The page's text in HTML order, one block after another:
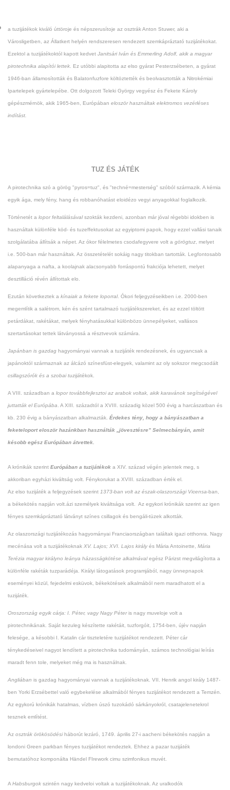
a tuzijátékok kiváló úttöroje és népszerusítoje az osztrák Anton Stuwer, aki a
Városligetben, az Állatkert helyén rendszeresen rendezett szemkápráztató tuzijátékokat.
Ezektol a tuzijátékoktól kapott kedvet Janitsári Iván és Emmerling Adolf, akik a magyar
pirotechnika alapítói lettek . Ez utóbbi alapitotta az elso gyárat Pesterzsébeten, a gyárat
1946-ban államosították és Balatonfuzfore költöztették és beolvasztották a Nitrokémiai
Ipartelepek gyártelepébe. Ott dolgozott Teleki György vegyész és Fekete Károly
gépészmérnök, akik 1965-ben, Európában eloször használtak elektromos vezérléses
indítást.
TUZ ÉS JÁTÉK
A pirotechnika szó a görög "pyros=tuz", és "techné=mesterség" szóból származik. A kémia
egyik ága, mely fény, hang és robbanóhatást eloidézo vegyi anyagokkal foglalkozik.
Történetét a lopor feltalálásávalszokták kezdeni, azonban már jóval régebbi idokben is
használtak különféle köd- és tuzeffektusokat az egyiptomi papok, hogy ezzel vallási tanaik
szolgálatába állítsák a népet. Az ókor félelmetes csodafegyvere volt a görögtuz , melyet
i.e. 500-ban már használtak. Az összetételét sokáig nagy titokban tartották. Legfontosabb
alapanyaga a nafta, a koolajnak alacsonyabb forráspontú frakciója lehetett, melyet
desztilláció révén állítottak elo.
Ezután következtek a kínaiak a fekete loporral. Ókori feljegyzéseikben i.e. 2000-ben
megemlítik a salétrom, kén és szént tartalmazó tuzijátékszereket, és az ezzel töltött
petárdákat, rakétákat, melyek fényhatásukkal különbözo ünnepélyeket, vallásos
szertartásokat tettek látványossá a résztvevok számára.
Japánban is gazdag hagyományai vannak a tuzijáték rendezésnek, és ugyancsak a
japánoktól származnak az álcázó színesfüst-elegyek, valamint az oly sokszor megcsodált
csillagszórók és a szobai tuzijátékok.
A VIII. században a lopor továbbfejlesztoi az arabok voltak, akik karavánok segítségével
juttatták el Európába . A XIII. századtól a XVIII. századig közel 500 évig a harcászatban és
kb. 230 évig a bányászatban alkalmazták. Érdekes tény, hogy a bányászatban a
feketeloport eloször hazánkban használták „jövesztésre” Selmecbányán, amit
késobb egész Európában átvettek.
A krónikák szerint Európában a tuzijátékok a XIV. század végén jelentek meg, s
akkoriban egyházi kiváltság volt. Fénykorukat a XVIII. században érték el.
Az elso tuzijáték a feljegyzések szerint 1373-ban volt az észak-olaszországi Vicensa-ban,
a békekötés napján volt.ázi személyek kiváltsága volt. Az egykori krónikák szerint az igen
fényes szemkápráztató látványt színes csillagok és bengáli-tüzek alkották.
Az olaszországi tuzijátékozás hagyományai Franciaországban találtak igazi otthonra. Nagy
mecénása volt a tuzijátékoknak XV. Lajos; XVI. Lajos király és Mária Antoinette, Mária
Terézia magyar királyno leánya házasságkötése alkalmávalegész Párizst megvilágította a
különféle rakéták tuzparádéja. Királyi látogatások programjából, nagy ünnepnapok
eseményei közül, fejedelmi esküvok, békekötések alkalmából nem maradhatott el a
tuzijáték.
Oroszország egyik cárja: I. Péter, vagy Nagy Péteris nagy muveloje volt a
pirotechnikának. Saját kezuleg készítette rakétáit, tuzforgóit, 1754-ben, újév napján
felesége, a késobbi I. Katalin cár tiszteletére tuzijátékot rendezett. Péter cár
ténykedéseivel nagyot lendített a pirotechnika tudományán, számos technológiai leírás
maradt fenn tole, melyeket még ma is használnak.
Angliában is gazdag hagyományai vannak a tuzijátékoknak. VII. Henrik angol király 1487-
ben Yorki Erzsébettel való egybekelése alkalmából fényes tuzijátékot rendezett a Temzén.
Az egykorú krónikák hatalmas, vízben úszó tuzokádó sárkányokról, csatajelenetekrol
tesznek említést.
Az osztrák örökösödésiháborút lezáró, 1749. április 27-i aacheni békekötés napján a
londoni Green parkban fényes tuzijátékot rendeztek. Ehhez a pazar tuzijáték
bemutatóhoz komponálta Händel FIrework cimu szimfonikus muvét.
A Habsburgok szintén nagy kedveloi voltak a tuzijátékoknak. Az uralkodók